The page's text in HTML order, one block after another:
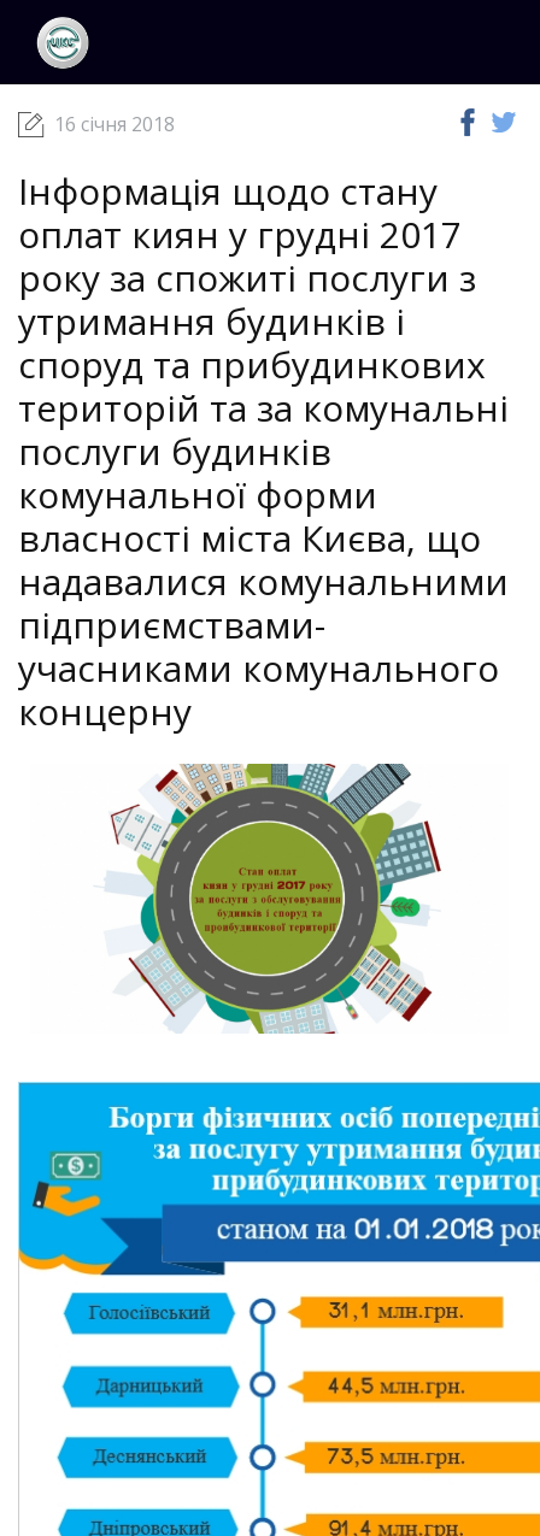
ЦКС
16 січня 2018
Інформація щодо стану
оплат киян у грудні 2017
року за спожиті послуги з
утримання будинків і
споруд та прибудинкових
територій та за комунальні
послуги будинків
комунальної форми
власності міста Києва, що
надавалися комунальними
підприємствами-
учасниками комунального
концерну